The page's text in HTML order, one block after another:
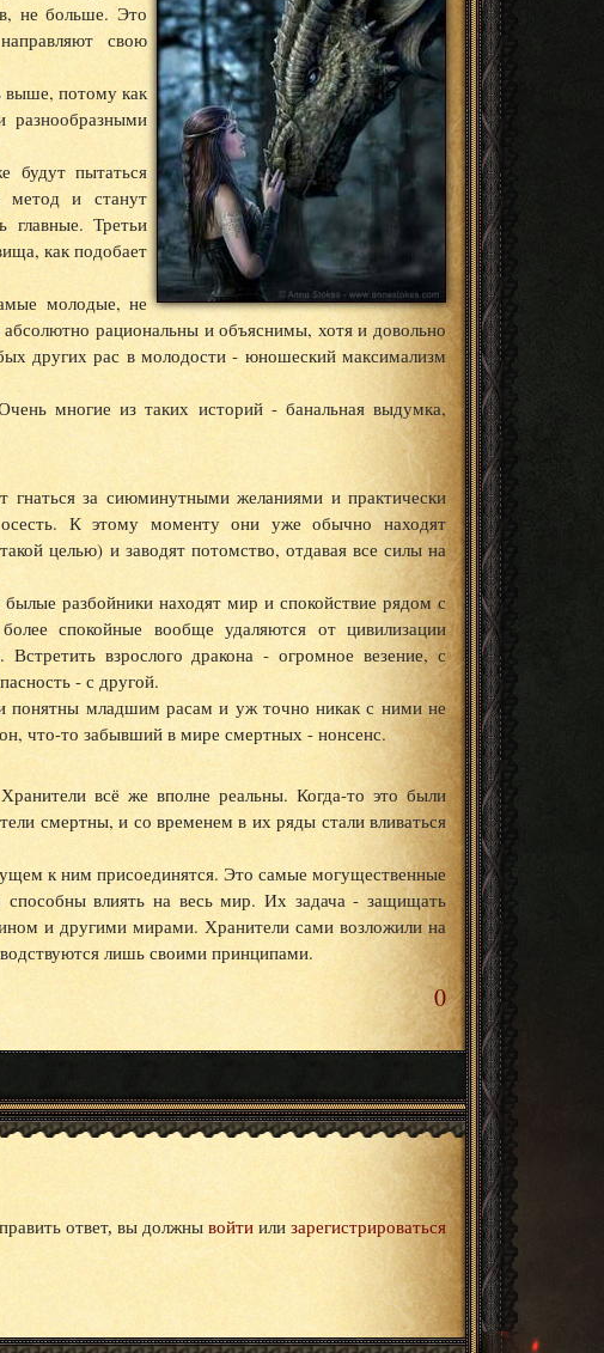
не больше. Это
свою
выше, потому как
разнообразными
будут пытаться
метод и станут
главные. Третьи
как подобает
молодые, не
рациональны и объяснимы, хотя и довольно
других рас в молодости - юношеский максимализм
многие из таких историй - банальная выдумка,
гнаться за сиюминутными желаниями и практически
К этому моменту они уже обычно находят
целью) и заводят потомство, отдавая все силы на
разбойники находят мир и спокойствие рядом с
спокойные вообще удаляются от цивилизации
Встретить взрослого дракона - огромное везение, с
- с другой.
понятны младшим расам и уж точно никак с ними не
что-то забывший в мире смертных - нонсенс.
всё же вполне реальны. Когда-то это были
смертны, и со временем в их ряды стали вливаться
к ним присоединятся. Это самые могущественные
влиять на весь мир. Их задача - защищать
и другими мирами. Хранители сами возложили на
лишь своими принципами.
0
ответ, вы должны войти или зарегистрироваться